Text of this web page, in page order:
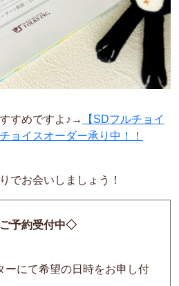
すめですよ♪→
【SDフルチョイ
ョイスオーダー承り中！！
でお会いしましょう！
予約受付中◇
ーにて希望の日時をお申し付